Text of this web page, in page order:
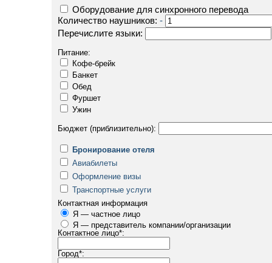
Оборудование для синхронного перевода
Количество наушников: -
Перечислите языки:
Питание:
Кофе-брейк
Банкет
Обед
Фуршет
Ужин
Бюджет (приблизительно):
Бронирование отеля
Авиабилеты
Оформление визы
Транспортные услуги
Контактная информация
Я — частное лицо
Я — представитель компании/организации
Контактное лицо*:
Город*: